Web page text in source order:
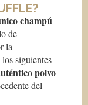
champú
de
la
siguientes
polvo
del